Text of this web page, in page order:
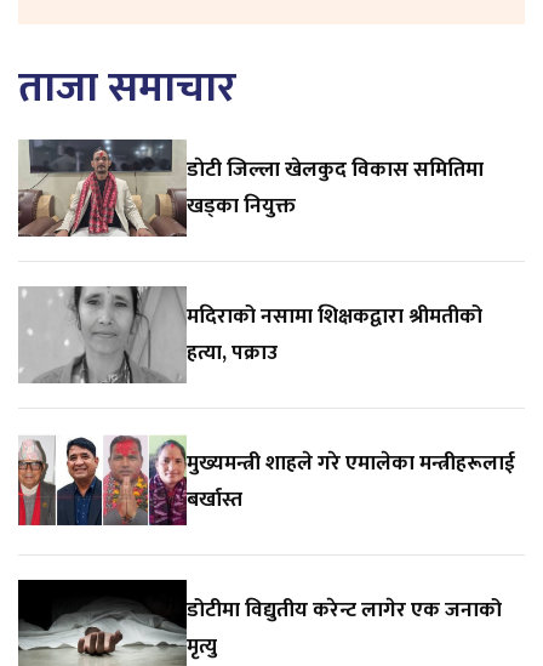
ताजा समाचार
डाेटी जिल्ला खेलकुद विकास समितिमा
खड्का नियुक्त
मदिराको नसामा शिक्षकद्वारा श्रीमतीको
हत्या, पक्राउ
मुख्यमन्त्री शाहले गरे एमालेका मन्त्रीहरूलाई
बर्खास्त
डोटीमा विद्युतीय करेन्ट लागेर एक जनाको
मृत्यु